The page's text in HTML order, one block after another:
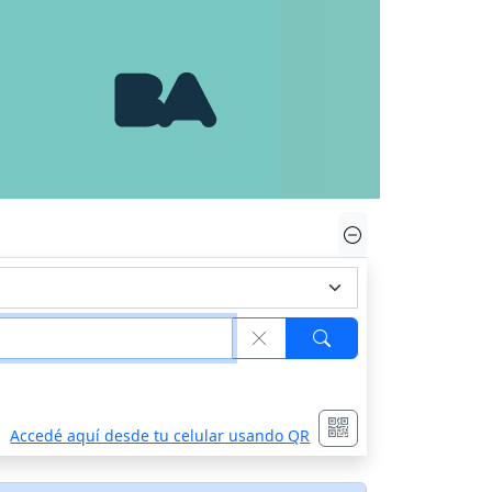
Accedé aquí desde tu celular usando QR